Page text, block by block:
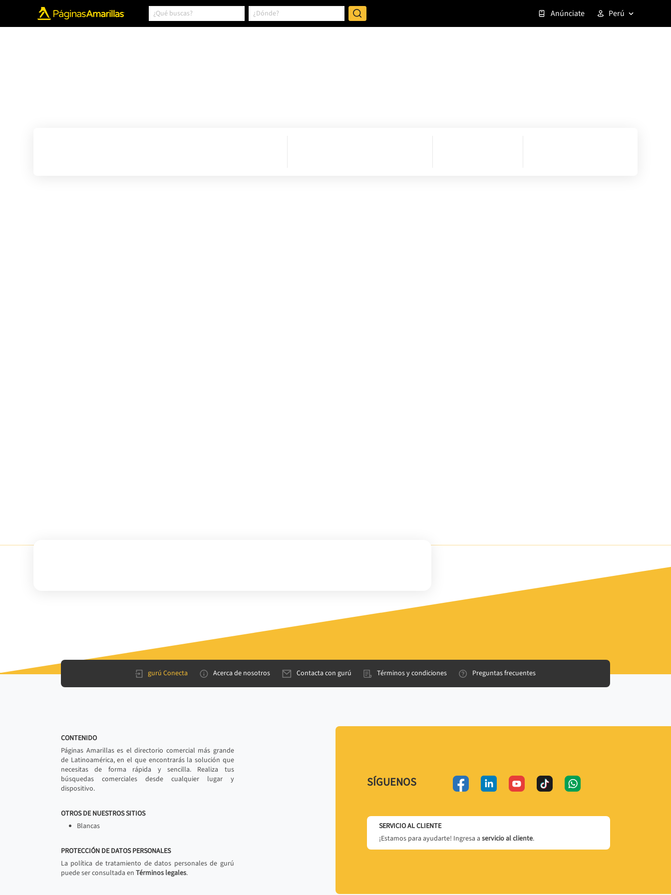
Anúnciate Perú
gurú Conecta Acerca de nosotros Contacta con gurú Términos y condiciones Preguntas frecuentes
CONTENIDO
Páginas Amarillas es el directorio comercial más grande
de Latinoamérica, en el que encontrarás la solución que
necesitas de forma rápida y sencilla. Realiza tus
búsquedas comerciales desde cualquier lugar y
dispositivo.
OTROS DE NUESTROS SITIOS
Blancas
PROTECCIÓN DE DATOS PERSONALES
La política de tratamiento de datos personales de gurú
puede ser consultada en Términos legales.
SÍGUENOS
SERVICIO AL CLIENTE
¡Estamos para ayudarte! Ingresa a servicio al cliente.